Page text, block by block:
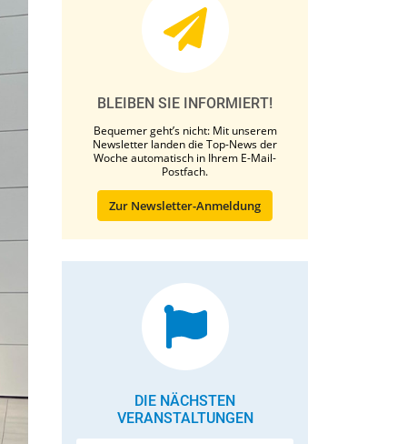
BLEIBEN SIE INFORMIERT!
Bequemer geht’s nicht: Mit unserem
Newsletter landen die Top-News der
Woche automatisch in Ihrem E-Mail-
Postfach.
Zur Newsletter-Anmeldung
DIE NÄCHSTEN
VERANSTALTUNGEN